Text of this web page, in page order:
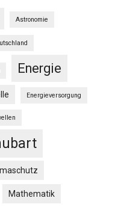
Astronomie
Energie
Energieversorgung
Mathematik